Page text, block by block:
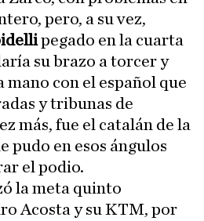
pero, a su vez,
pegado en la cuarta
su brazo a torcer y
mano con el español que
y tribunas de
más, fue el catalán de la
pudo en esos ángulos
el podio.
la meta quinto
Acosta y su KTM, por